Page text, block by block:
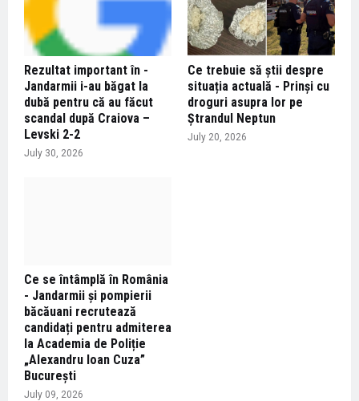
Rezultat important în -
Jandarmii i-au băgat la
dubă pentru că au făcut
scandal după Craiova –
Levski 2-2
July 30, 2026
Ce trebuie să știi despre
situația actuală - Prinși cu
droguri asupra lor pe
Ștrandul Neptun
July 20, 2026
Ce se întâmplă în România
- Jandarmii și pompierii
băcăuani recrutează
candidați pentru admiterea
la Academia de Poliție
„Alexandru Ioan Cuza”
București
July 09, 2026